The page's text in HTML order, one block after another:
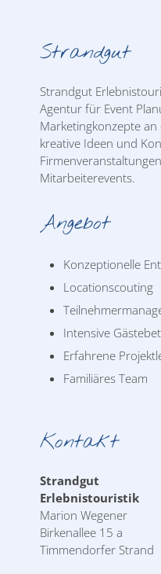
Strandgut
Strandgut
Agentur für Event
Marketingkonzepte
kreative Ideen und
Mitarbeiterevents.
Angebot
Konzeptionelle
Locationscouting
Intensive
Erfahrene
Familiäres Team
Kontakt
Strandgut
Erlebnistouristik
Marion Wegener
Birkenallee 15 a
Timmendorfer Strand